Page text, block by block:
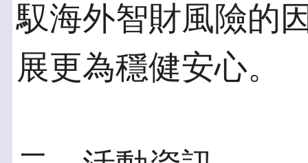
馭海外智財風險的
展更為穩健安心